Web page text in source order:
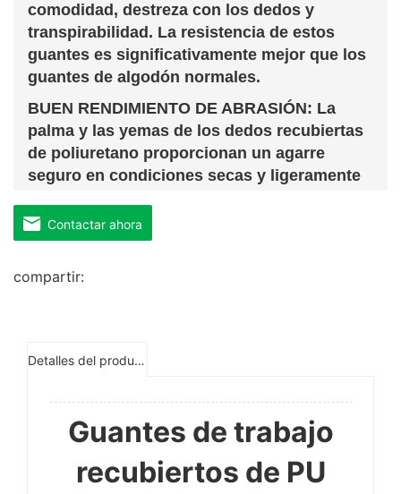
comodidad, destreza con los dedos y
transpirabilidad. La resistencia de estos
guantes es significativamente mejor que los
guantes de algodón normales.
BUEN RENDIMIENTO DE ABRASIÓN: La
palma y las yemas de los dedos recubiertas
de poliuretano proporcionan un agarre
seguro en condiciones secas y ligeramente
destreza y sensibilidad táctil
Contactar ahora
compartir:
Detalles del producto
Guantes de trabajo
recubiertos de PU